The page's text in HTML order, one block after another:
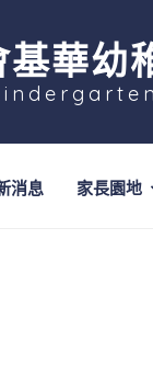
華幼
消息 家長園地